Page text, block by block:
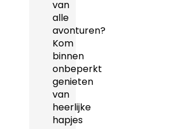
van
alle
avonturen?
Kom
binnen
onbeperkt
genieten
van
heerlijke
hapjes